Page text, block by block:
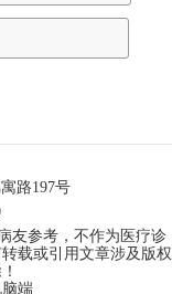
路197号
友参考，不作为医疗诊
载或引用文章涉及版权
端